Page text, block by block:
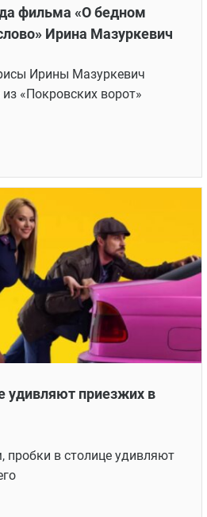
фильма «О бедном
Ирина Мазуркевич
Ирины Мазуркевич
«Покровских ворот»
удивляют приезжих в
пробки в столице удивляют